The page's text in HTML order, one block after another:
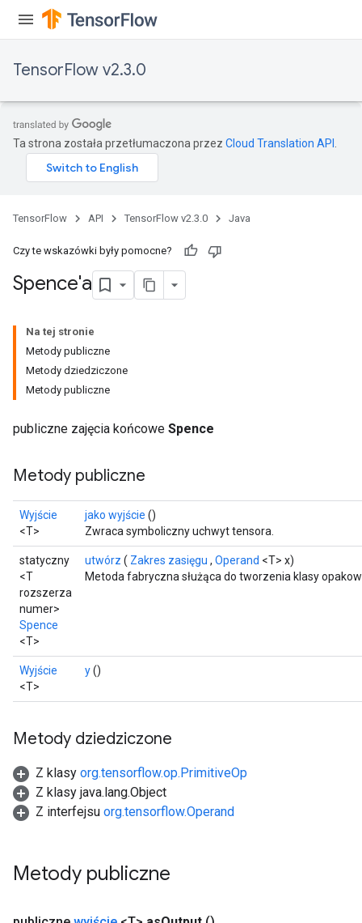
TensorFlow v2.3.0
Ta strona została przetłumaczona przez Cloud Translation API
TensorFlow API TensorFlow v2.3.0 Java
Czy te wskazówki były pomocne?
Spence'a
Na tej stronie
Metody publiczne
Metody dziedziczone
Metody publiczne
publiczne zajęcia końcowe Spence
Metody publiczne
Wyjście
<T>
jako wyjście ()
Zwraca symboliczny uchwyt tensora.
statyczny
<T
rozszerza
numer>
Spence
<T>
utwórz ( Zakres zasięgu , Operand <T> x)
Metoda fabryczna służąca do tworzenia klasy
Wyjście
<T>
y()
Metody dziedziczone
Z klasy org.tensorflow.op.PrimitiveOp
Z klasy java.lang.Object
Z interfejsu org.tensorflow.Operand
Metody publiczne